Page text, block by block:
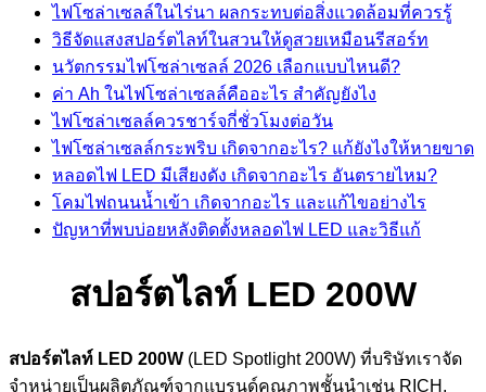
ไฟโซล่าเซลล์ในไร่นา ผลกระทบต่อสิ่งแวดล้อมที่ควรรู้
วิธีจัดแสงสปอร์ตไลท์ในสวนให้ดูสวยเหมือนรีสอร์ท
นวัตกรรมไฟโซล่าเซลล์ 2026 เลือกแบบไหนดี?
ค่า Ah ในไฟโซล่าเซลล์คืออะไร สำคัญยังไง
ไฟโซล่าเซลล์ควรชาร์จกี่ชั่วโมงต่อวัน
ไฟโซล่าเซลล์กระพริบ เกิดจากอะไร? แก้ยังไงให้หายขาด
หลอดไฟ LED มีเสียงดัง เกิดจากอะไร อันตรายไหม?
โคมไฟถนนน้ำเข้า เกิดจากอะไร และแก้ไขอย่างไร
ปัญหาที่พบบ่อยหลังติดตั้งหลอดไฟ LED และวิธีแก้
สปอร์ตไลท์ LED 200W
สปอร์ตไลท์ LED 200W (LED Spotlight 200W) ที่บริษัทเราจัด
จำหน่ายเป็นผลิตภัณฑ์จากแบรนด์คุณภาพชั้นนำเช่น RICH,